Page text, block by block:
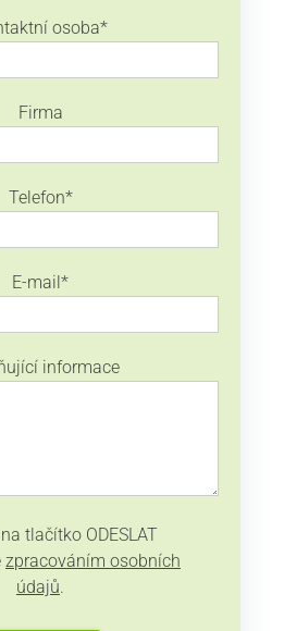
osoba*
Firma
Telefon*
E-mail*
informace
tlačítko ODESLAT
zpracováním osobních
údajů.